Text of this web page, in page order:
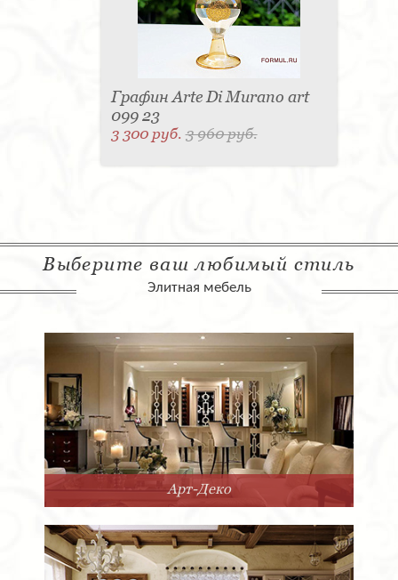
Графин Arte Di Murano art
099 23
3 300 руб.3 960 руб.
Выберите ваш любимый стиль
Элитная мебель
Арт-Деко